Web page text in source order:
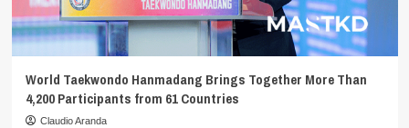
World Taekwondo Hanmadang Brings Together More Than
4,200 Participants from 61 Countries
Claudio Aranda